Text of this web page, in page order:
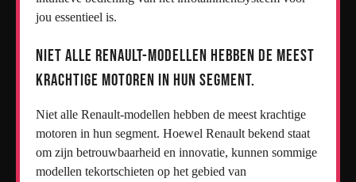
jou essentieel is.
Niet alle Renault-modellen hebben de meest
krachtige motoren in hun segment.
Niet alle Renault-modellen hebben de meest krachtige
motoren in hun segment. Hoewel Renault bekend staat
om zijn betrouwbaarheid en innovatie, kunnen sommige
modellen tekortschieten op het gebied van